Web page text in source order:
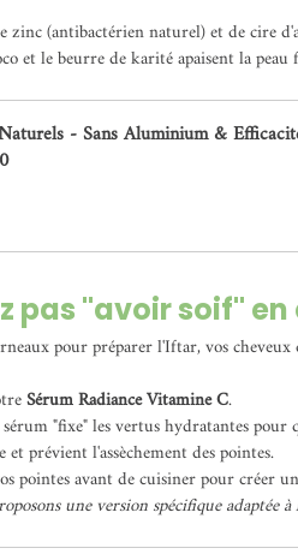
zinc (antibactérien naturel) et de cire
et le beurre de karité apaisent la peau
- Sans Aluminium &
pas "avoir soif"
pour préparer l'Iftar, vos
Sérum Radiance Vitamine C.
"fixe" les vertus hydratantes pour
et prévient l'assèchement des pointes.
pointes avant de cuisiner pour créer
une version spécifique adaptée à